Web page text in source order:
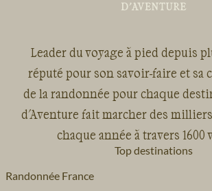
Leader du voyage à pied depuis
réputé pour son savoir-faire et sa
de la randonnée pour chaque
d'Aventure fait marcher des
chaque année à travers 1600
Top destinations
Randonnée France